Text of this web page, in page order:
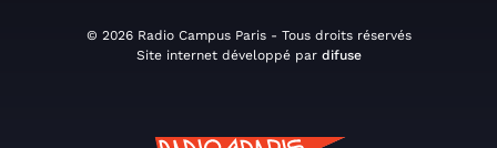
© 2026 Radio Campus Paris - Tous droits réservés
Site internet développé par difuse